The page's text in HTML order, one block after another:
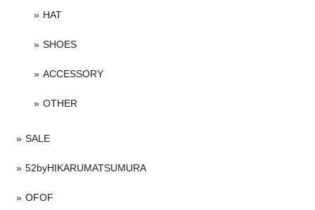
HAT
SHOES
ACCESSORY
OTHER
SALE
52byHIKARUMATSUMURA
OFOF